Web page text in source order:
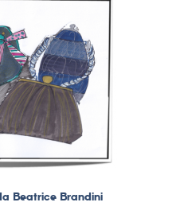
Beatrice Brandini